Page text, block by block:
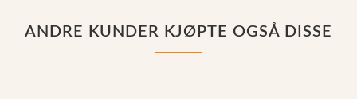
ANDRE KUNDER KJØPTE OGSÅ DISSE